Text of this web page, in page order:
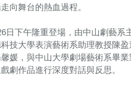
向舞台的熱血過程。
下午隆重登場，由中山劇藝系
技大學表演藝術系助理教授陳
媛，與中山大學劇場藝術系畢
劇作品進行深度對話與反思。